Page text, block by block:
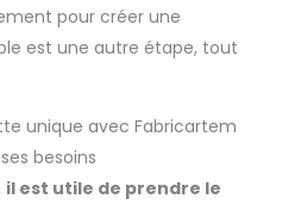
pour créer une
est une autre étape, tout
unique avec Fabricartem
besoins
il est utile de prendre le